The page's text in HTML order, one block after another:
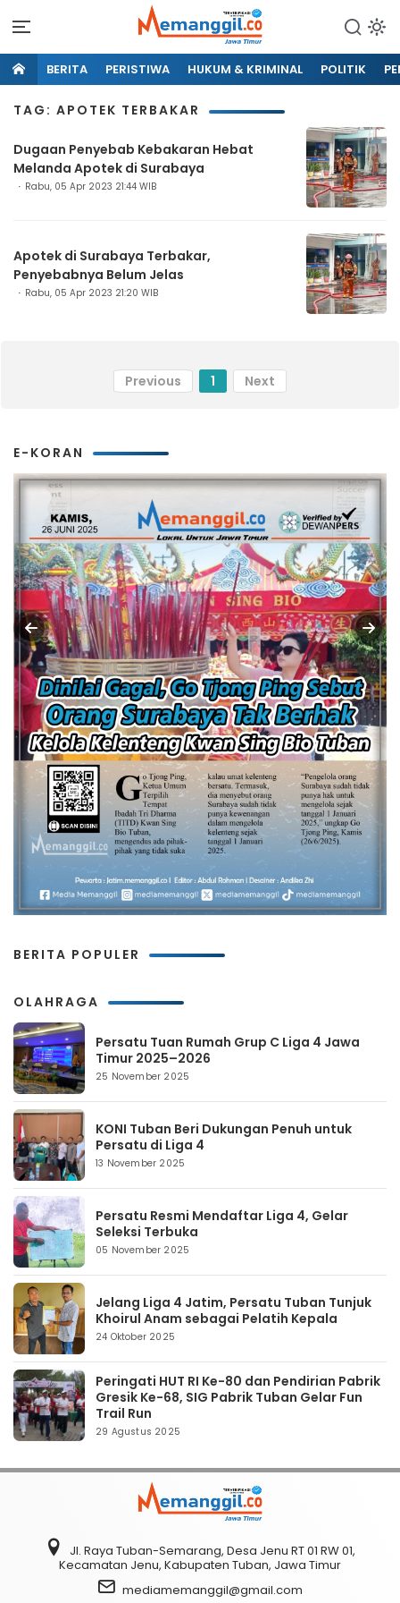
BERITA PERISTIWA HUKUM & KRIMINAL POLITIK
TAG: APOTEK TERBAKAR
Dugaan Penyebab Kebakaran Hebat
Melanda Apotek di Surabaya
Rabu, 05 Apr 2023 21:44 WIB
Apotek di Surabaya Terbakar,
Penyebabnya Belum Jelas
Rabu, 05 Apr 2023 21:20 WIB
Previous 1 Next
E-KORAN
BERITA POPULER
OLAHRAGA
Persatu Tuan Rumah Grup C Liga 4 Jawa
Timur 2025–2026
25 November 2025
KONI Tuban Beri Dukungan Penuh untuk
Persatu di Liga 4
13 November 2025
Persatu Resmi Mendaftar Liga 4, Gelar
Seleksi Terbuka
05 November 2025
Jelang Liga 4 Jatim, Persatu Tuban Tunjuk
Khoirul Anam sebagai Pelatih Kepala
24 Oktober 2025
Peringati HUT RI Ke-80 dan Pendirian Pabrik
Gresik Ke-68, SIG Pabrik Tuban Gelar Fun
Trail Run
29 Agustus 2025
Jl. Raya Tuban-Semarang, Desa Jenu RT 01 RW 01,
Kecamatan Jenu, Kabupaten Tuban, Jawa Timur
mediamemanggil@gmail.com